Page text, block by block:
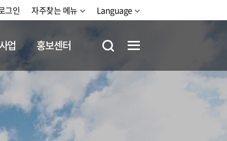
그인 자주찾는 메뉴 Language
업 홍보센터